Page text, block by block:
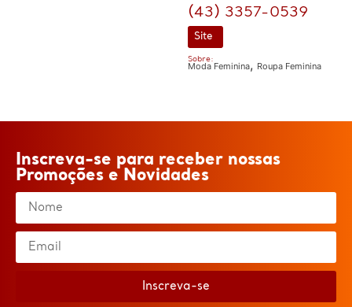
(43) 3357-0539
Site
Sobre:
Moda Feminina, Roupa Feminina
Inscreva-se para receber nossas
Promoções e Novidades
Inscreva-se